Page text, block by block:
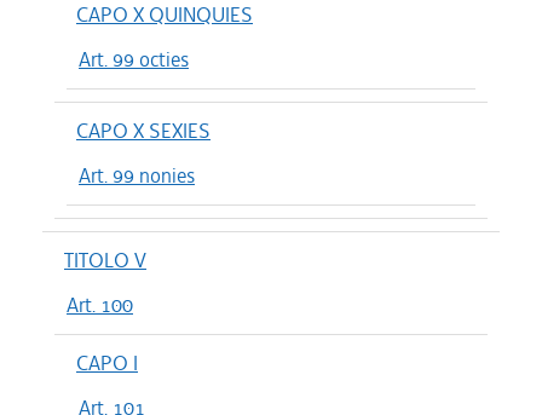
CAPO X QUINQUIES
Art. 99 octies
CAPO X SEXIES
Art. 99 nonies
TITOLO V
Art. 100
CAPO I
Art. 101